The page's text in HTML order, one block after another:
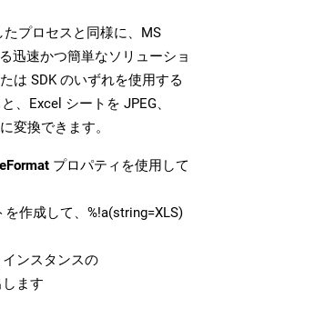
プロセスと同様に、MS
迅速かつ簡単なソリューショ
は SDK のいずれを使用する
、Excel シートを JPEG、
変換できます。
プロパティを使用して
を作成して、%!a(string=XLS)
ンスタンスの
ます